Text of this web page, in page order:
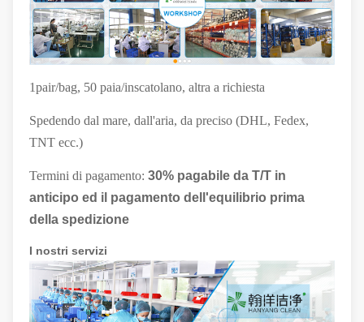
1pair/bag, 50 paia/inscatolano, altra a richiesta
Spedendo dal mare, dall'aria, da preciso (DHL, Fedex,
TNT ecc.)
Termini di pagamento: 30% pagabile da T/T in
anticipo ed il pagamento dell'equilibrio prima
della spedizione
I nostri servizi